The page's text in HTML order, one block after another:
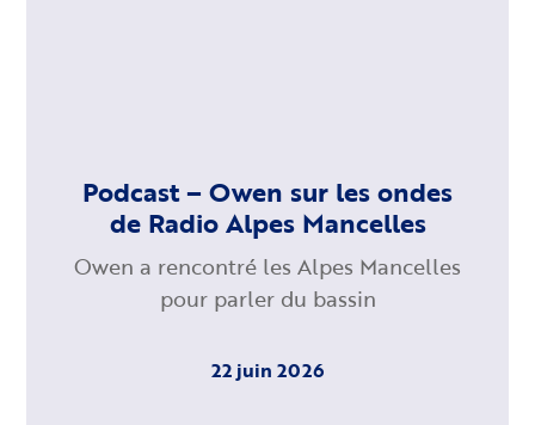
Podcast – Owen sur les ondes
de Radio Alpes Mancelles
Owen a rencontré les Alpes Mancelles
pour parler du bassin
22 juin 2026